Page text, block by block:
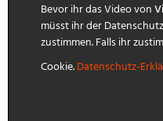
Bevor ihr das Video von
müsst ihr der
zustimmen. Falls ihr
Cookie.Datenschutz-